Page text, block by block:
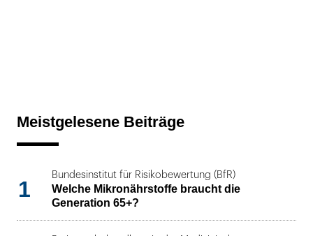
Meistgelesene Beiträge
1
Bundesinstitut für Risikobewertung (BfR)
Welche Mikronährstoffe braucht die
Generation 65+?